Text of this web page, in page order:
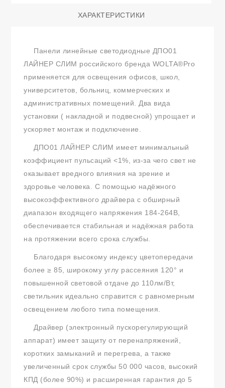
ХАРАКТЕРИСТИКИ
Панели линейные светодиодные ДПО01
ЛАЙНЕР СЛИМ российского бренда WOLTA®Pro
применяется для освещения офисов, школ,
университетов, больниц, коммерческих и
административных помещений. Два вида
установки ( накладной и подвесной) упрощает и
ускоряет монтаж и подключение.
ДПО01 ЛАЙНЕР СЛИМ имеет минимальный
коэффициент пульсаций <1%, из-за чего свет не
оказывает вредного влияния на зрение и
здоровье человека. С помощью надёжного
высокоэффективного драйвера с обширный
диапазон входящего напряжения 184-264В,
обеспечивается стабильная и надёжная работа
на протяжении всего срока службы.
Благодаря высокому индексу цветопередачи
более ≥ 85, широкому углу рассеяния 120° и
повышенной световой отдаче до 110лм/Вт,
светильник идеально справится с равномерным
освещением любого типа помещения.
Драйвер (электронный пускорегулирующий
аппарат) имеет защиту от перенапряжений,
коротких замыканий и перегрева, а также
увеличенный срок службы 50 000 часов, высокий
КПД (более 90%) и расширенная гарантия до 5